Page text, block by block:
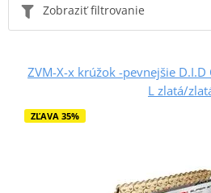
Zobraziť filtrovanie
ZVM-X-x krúžok -pevnejšie
L zlatá/
ZĽAVA 35%